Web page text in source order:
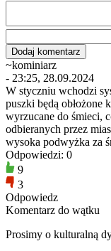
~kominiarz
- 23:25, 28.09.2024
W styczniu wchodzi
puszki będą obłożone
wyrzucane do śmieci,
odbieranych przez
wysoka podwyżka za
Odpowiedzi: 0
9
3
Odpowiedz
Komentarz do wątku
Prosimy o kulturalną